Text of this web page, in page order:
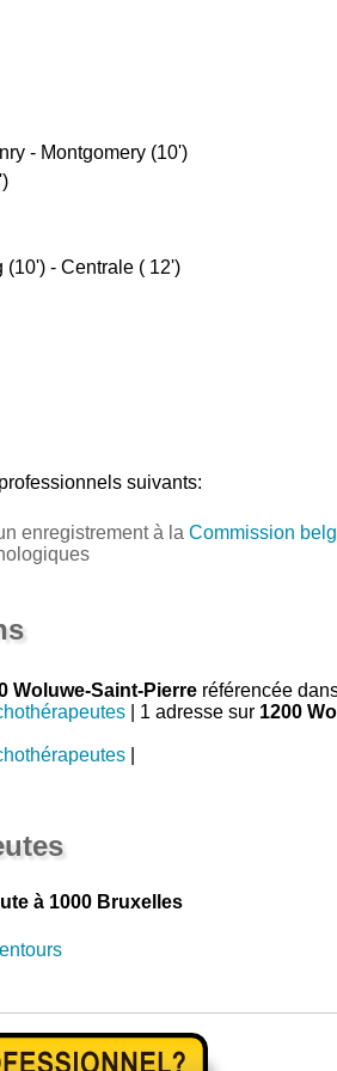
- Montgomery (10')
- Centrale ( 12')
suivants:
enregistrement à la Commission
Woluwe-Saint-Pierreréférencée
| 1 adresse sur 1200
|
à 1000 Bruxelles